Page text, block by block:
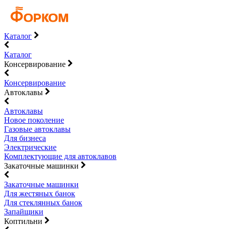
Каталог
Каталог
Консервирование
Консервирование
Автоклавы
Автоклавы
Новое поколение
Газовые автоклавы
Для бизнеса
Электрические
Комплектующие для автоклавов
Закаточные машинки
Закаточные машинки
Для жестяных банок
Для стеклянных банок
Запайщики
Коптильни